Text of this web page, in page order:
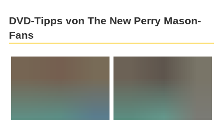
DVD-Tipps von The New Perry Mason-
Fans